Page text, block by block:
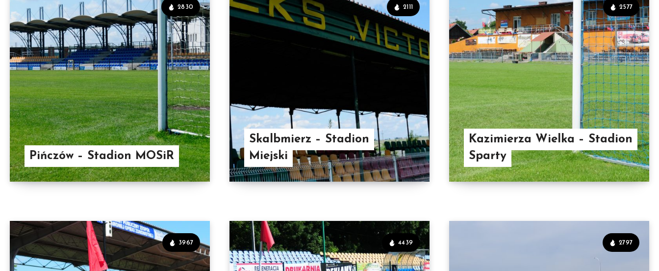
Pińczów – Stadion MOSiR
2830
Skalbmierz – Stadion
Miejski
2111
Kazimierza Wielka – Stadion
Sparty
2577
3967 4439 2797